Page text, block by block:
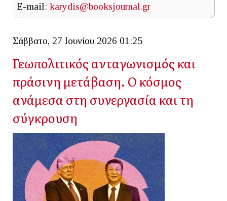
E-mail: karydis@booksjournal.gr
Σάββατο, 27 Ιουνίου 2026 01:25
Γεωπολιτικός ανταγωνισμός και
πράσινη μετάβαση. Ο κόσμος
ανάμεσα στη συνεργασία και τη
σύγκρουση